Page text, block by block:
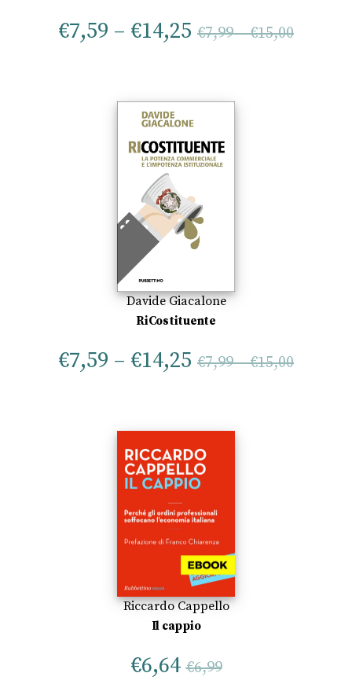
€7,59 – €14,25 €7,99–€15,00
Davide Giacalone
RiCostituente
€7,59 – €14,25 €7,99–€15,00
Riccardo Cappello
Il cappio
€6,64 €6,99